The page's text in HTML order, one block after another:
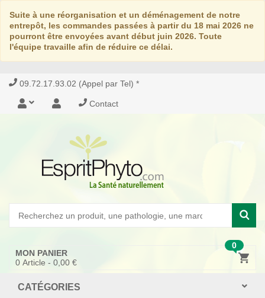
Suite à une réorganisation et un déménagement de notre
entrepôt, les commandes passées à partir du 18 mai 2026 ne
pourront être envoyées avant début juin 2026. Toute
l'équipe travaille afin de réduire ce délai.
09.72.17.93.02 (Appel par Tel) *
Contact
0
MON PANIER
0 Article - 0,00 €
CATÉGORIES